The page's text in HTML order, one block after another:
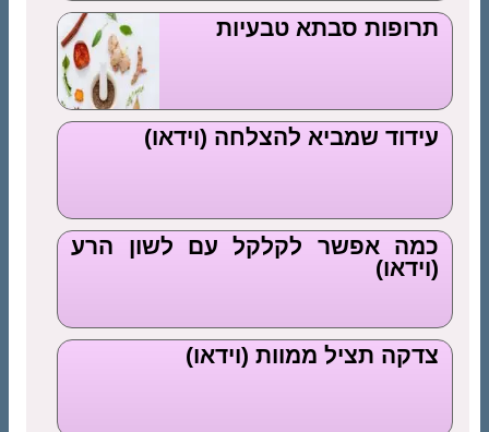
תרופות סבתא טבעיות
עידוד שמביא להצלחה (וידאו)
כמה אפשר לקלקל עם לשון הרע
(וידאו)
צדקה תציל ממוות (וידאו)